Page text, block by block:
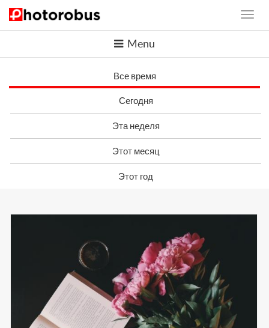
Menu
Все время
Сегодня
Эта неделя
Этот месяц
Этот год